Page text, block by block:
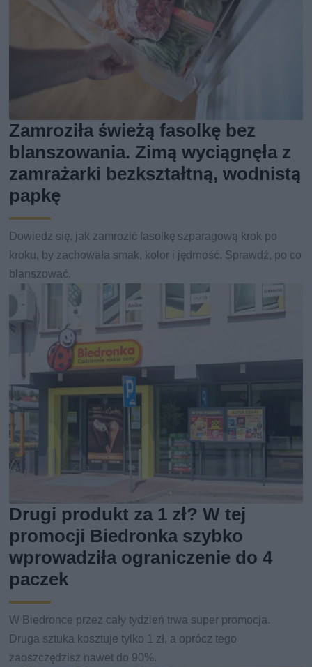
Zamroziła świeżą fasolkę bez
blanszowania. Zimą wyciągnęła z
zamrażarki bezkształtną, wodnistą
papkę
Dowiedz się, jak zamrozić fasolkę szparagową krok po
kroku, by zachowała smak, kolor i jędrność. Sprawdź, po co
blanszować.
Drugi produkt za 1 zł? W tej
promocji Biedronka szybko
wprowadziła ograniczenie do 4
paczek
W Biedronce przez cały tydzień trwa super promocja.
Druga sztuka kosztuje tylko 1 zł, a oprócz tego
zaoszczędzisz nawet do 90%.